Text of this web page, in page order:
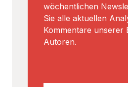
wöchentlichen
Sie alle aktuellen
Kommentare unserer
Autoren.